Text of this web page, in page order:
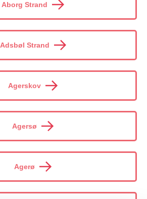
Aborg Strand
Adsbøl Strand
Agerskov
Agersø
Agerø